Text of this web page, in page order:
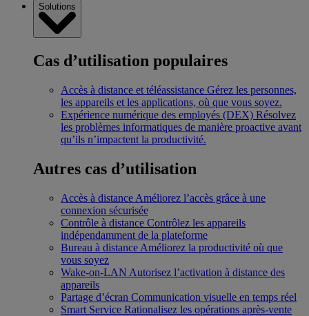
Solutions
Cas d’utilisation populaires
Accès à distance et téléassistance Gérez les personnes,
les appareils et les applications, où que vous soyez.
Expérience numérique des employés (DEX) Résolvez
les problèmes informatiques de manière proactive avant
qu’ils n’impactent la productivité.
Autres cas d’utilisation
Accès à distance Améliorez l’accès grâce à une
connexion sécurisée
Contrôle à distance Contrôlez les appareils
indépendamment de la plateforme
Bureau à distance Améliorez la productivité où que
vous soyez
Wake-on-LAN Autorisez l’activation à distance des
appareils
Partage d’écran Communication visuelle en temps réel
Smart Service Rationalisez les opérations après-vente